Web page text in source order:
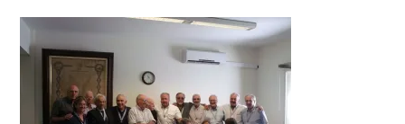
Misión
Directiva
Integrantes